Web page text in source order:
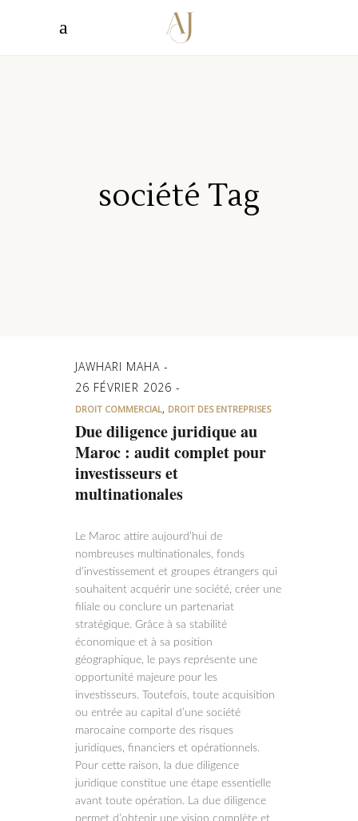
société Tag
JAWHARI MAHA
26 FÉVRIER 2026
DROIT COMMERCIAL, DROIT DES ENTREPRISES
Due diligence juridique au
Maroc : audit complet pour
investisseurs et
multinationales
Le Maroc attire aujourd’hui de
nombreuses multinationales, fonds
d’investissement et groupes étrangers qui
souhaitent acquérir une société, créer une
filiale ou conclure un partenariat
stratégique. Grâce à sa stabilité
économique et à sa position
géographique, le pays représente une
opportunité majeure pour les
investisseurs. Toutefois, toute acquisition
ou entrée au capital d’une société
marocaine comporte des risques
juridiques, financiers et opérationnels.
Pour cette raison, la due diligence
juridique constitue une étape essentielle
avant toute opération. La due diligence
permet d’obtenir une vision complète et